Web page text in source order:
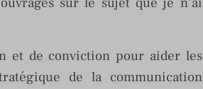
et de conviction pour aider les
de la communication